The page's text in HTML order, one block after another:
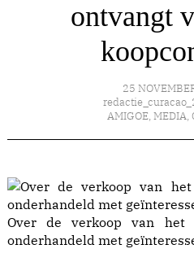
ontvangt
25
AMIGOE, MEDIA,
Over de verkoop van het
onderhandeld met